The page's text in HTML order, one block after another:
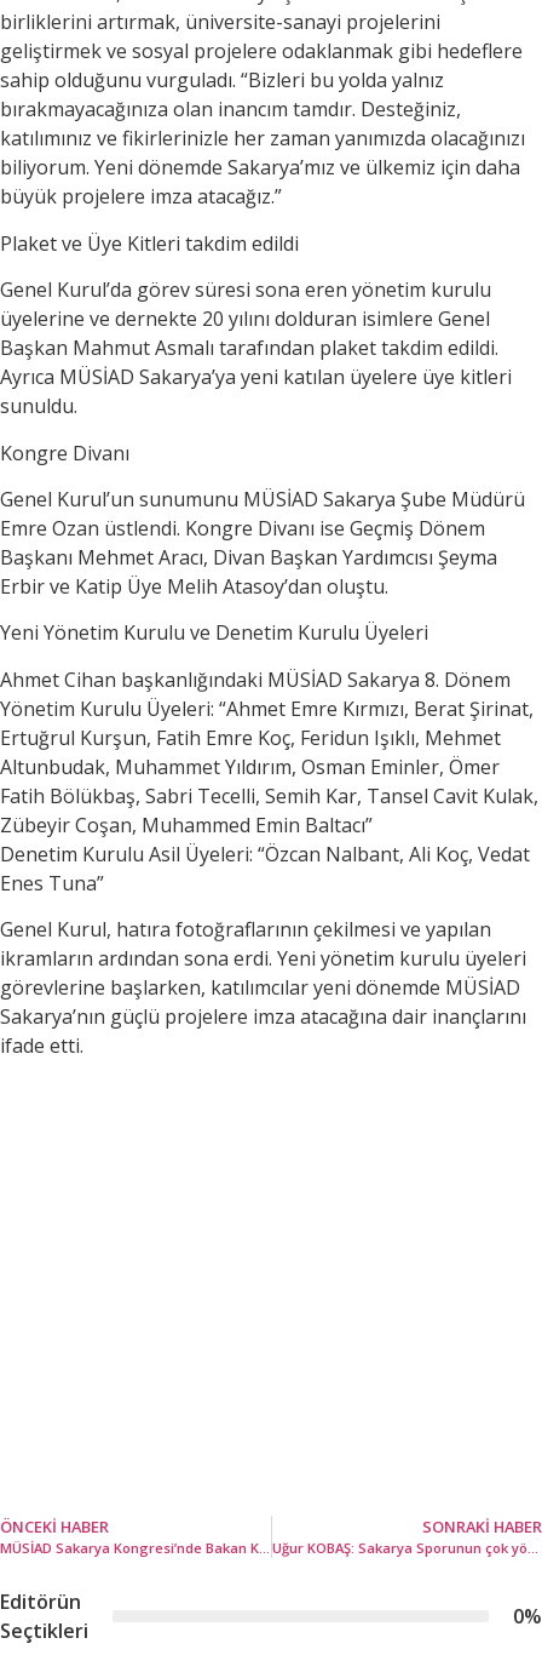
birliklerini artırmak, üniversite-sanayi projelerini
geliştirmek ve sosyal projelere odaklanmak gibi hedeflere
sahip olduğunu vurguladı. “Bizleri bu yolda yalnız
bırakmayacağınıza olan inancım tamdır. Desteğiniz,
katılımınız ve fikirlerinizle her zaman yanımızda olacağınızı
biliyorum. Yeni dönemde Sakarya’mız ve ülkemiz için daha
büyük projelere imza atacağız.”
Plaket ve Üye Kitleri takdim edildi
Genel Kurul’da görev süresi sona eren yönetim kurulu
üyelerine ve dernekte 20 yılını dolduran isimlere Genel
Başkan Mahmut Asmalı tarafından plaket takdim edildi.
Ayrıca MÜSİAD Sakarya’ya yeni katılan üyelere üye kitleri
sunuldu.
Kongre Divanı
Genel Kurul’un sunumunu MÜSİAD Sakarya Şube Müdürü
Emre Ozan üstlendi. Kongre Divanı ise Geçmiş Dönem
Başkanı Mehmet Aracı, Divan Başkan Yardımcısı Şeyma
Erbir ve Katip Üye Melih Atasoy’dan oluştu.
Yeni Yönetim Kurulu ve Denetim Kurulu Üyeleri
Ahmet Cihan başkanlığındaki MÜSİAD Sakarya 8. Dönem
Yönetim Kurulu Üyeleri: “Ahmet Emre Kırmızı, Berat Şirinat,
Ertuğrul Kurşun, Fatih Emre Koç, Feridun Işıklı, Mehmet
Altunbudak, Muhammet Yıldırım, Osman Eminler, Ömer
Fatih Bölükbaş, Sabri Tecelli, Semih Kar, Tansel Cavit Kulak,
Zübeyir Coşan, Muhammed Emin Baltacı”
Denetim Kurulu Asil Üyeleri: “Özcan Nalbant, Ali Koç, Vedat
Enes Tuna”
Genel Kurul, hatıra fotoğraflarının çekilmesi ve yapılan
ikramların ardından sona erdi. Yeni yönetim kurulu üyeleri
görevlerine başlarken, katılımcılar yeni dönemde MÜSİAD
Sakarya’nın güçlü projelere imza atacağına dair inançlarını
ifade etti.
ÖNCEKI HABER
MÜSİAD Sakarya Kongresi’nde Bakan Kacır’dan müjde; ‘Model Fabrika’ geliyor!
SONRAKI HABER
Uğur KOBAŞ: Sakarya Sporunun çok yönlü lideri
Editörün
Seçtikleri
0%